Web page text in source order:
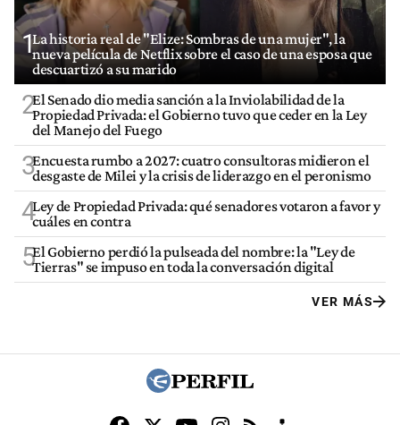
1La historia real de "Elize: Sombras de una mujer", la
nueva película de Netflix sobre el caso de una esposa que
descuartizó a su marido
2El Senado dio media sanción a la Inviolabilidad de la
Propiedad Privada: el Gobierno tuvo que ceder en la Ley
del Manejo del Fuego
3Encuesta rumbo a 2027: cuatro consultoras midieron el
desgaste de Milei y la crisis de liderazgo en el peronismo
4Ley de Propiedad Privada: qué senadores votaron a favor y
cuáles en contra
5El Gobierno perdió la pulseada del nombre: la "Ley de
Tierras" se impuso en toda la conversación digital
VER MÁS